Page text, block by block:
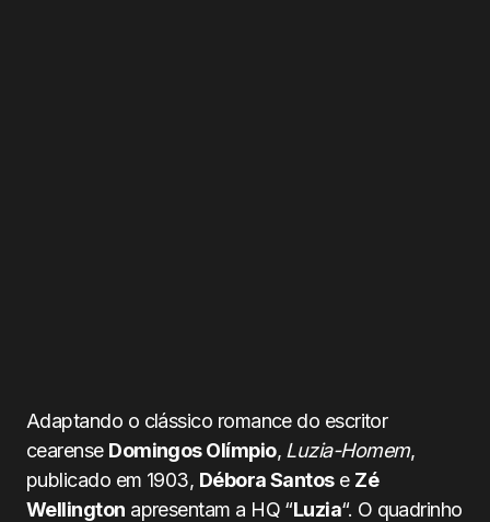
Adaptando o clássico romance do escritor
cearense Domingos Olímpio, Luzia-Homem,
publicado em 1903, Débora Santose Zé
Wellington apresentam a HQ “Luzia“. O quadrinho